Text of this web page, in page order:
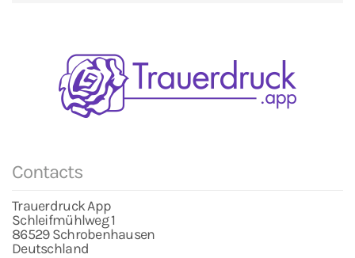
Contacts
Trauerdruck App
Schleifmühlweg 1
86529 Schrobenhausen
Deutschland